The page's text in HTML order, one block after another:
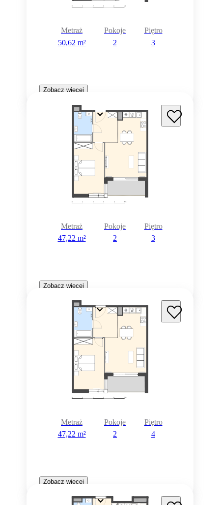
Metraż
50,62 m²
Pokoje
2
Piętro
3
Zobacz więcej
Metraż
47,22 m²
Pokoje
2
Piętro
3
Zobacz więcej
Metraż
47,22 m²
Pokoje
2
Piętro
4
Zobacz więcej